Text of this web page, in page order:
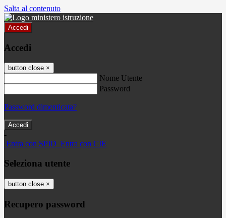
Salta al contenuto
Accedi
Accedi
button close ×
Nome Utente
Password
Password dimenticata?
-
Entra con SPID Entra con CIE
Seleziona utente
button close ×
Recupero password